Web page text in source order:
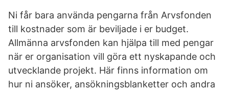
Ni får bara använda pengarna från Arvsfonden
till kostnader som är beviljade i er budget.
Allmänna arvsfonden kan hjälpa till med pengar
när er organisation vill göra ett nyskapande och
utvecklande projekt. Här finns information om
hur ni ansöker, ansökningsblanketter och andra